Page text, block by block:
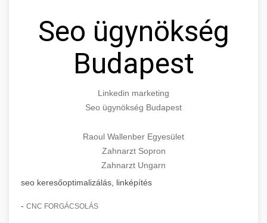
Seo ügynökség
Budapest
Linkedin marketing
Seo ügynökség Budapest
Raoul Wallenber Egyesület
Zahnarzt Sopron
Zahnarzt Ungarn
seo keresőoptimalizálás, linképítés
- CNC FORGÁCSOLÁS